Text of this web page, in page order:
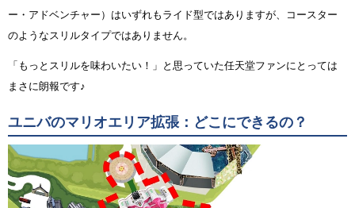
ー・アドベンチャー）はいずれもライド型ではありますが、コースター
のようなスリルタイプではありません。
「もっとスリルを味わいたい！」と思っていた任天堂ファンにとっては
まさに朗報です♪
ユニバのマリオエリア拡張：どこにできるの？